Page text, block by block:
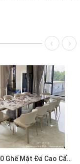
Bàn Ăn 10 Ghế Mặt Đá Cao Cấp 2931S